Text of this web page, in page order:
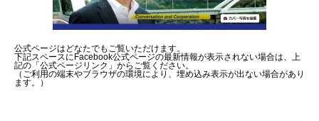
公式ページはどなたでもご覧いただけます。
下記スペースにFacebook公式ページの最新情報が表示されない場合は、上
記の「公式ページリンク」からご覧ください。
（ご利用の端末やブラウザの環境により、埋め込み表示が出ない場合があり
ます。）